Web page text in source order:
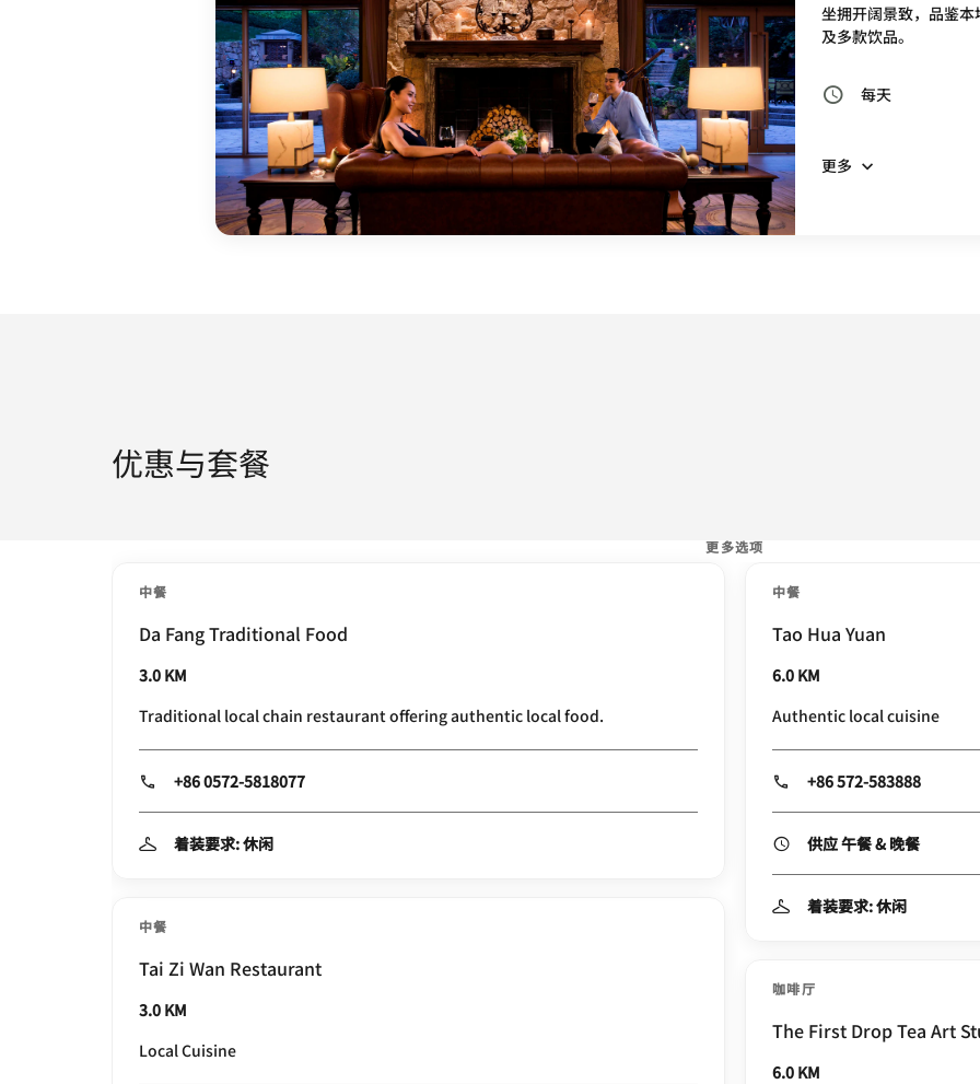
坐拥开阔景致，品鉴
及多款饮品。
每天
更多
优惠与套餐
更多选项
中餐
Da Fang Traditional Food
3.0 KM
Traditional local chain restaurant offering authentic local food.
+86 0572-5818077
着装要求: 休闲
中餐
Tai Zi Wan Restaurant
3.0 KM
Local Cuisine
中餐
Tao Hua Yuan
6.0 KM
Authentic local cuisine
+86 572-583888
供应 午餐 & 晚餐
着装要求: 休闲
咖啡厅
The First Drop Tea Art
6.0 KM